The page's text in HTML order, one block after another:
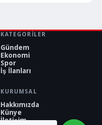
KATEGORILER
Gündem
Ekonomi
Spor
İş İlanları
KURUMSAL
Hakkımızda
Künye
İletişim